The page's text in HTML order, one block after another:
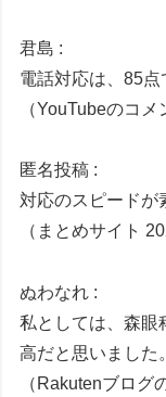
君島 :
電話対応は、85点
（YouTubeのコメ
匿名投稿 :
対応のスピードが
（まとめサイト
ぬわなれ :
私としては、森眼
高だと思いました。
（Rakutenブログ